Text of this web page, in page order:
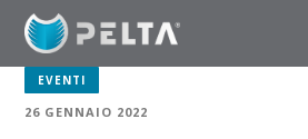
EVENTI
26 GENNAIO 2022